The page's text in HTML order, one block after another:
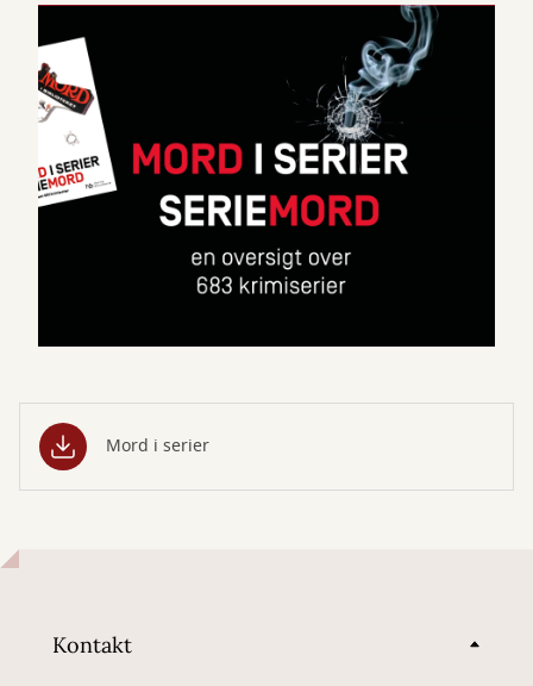
Mord i serier
Kontakt